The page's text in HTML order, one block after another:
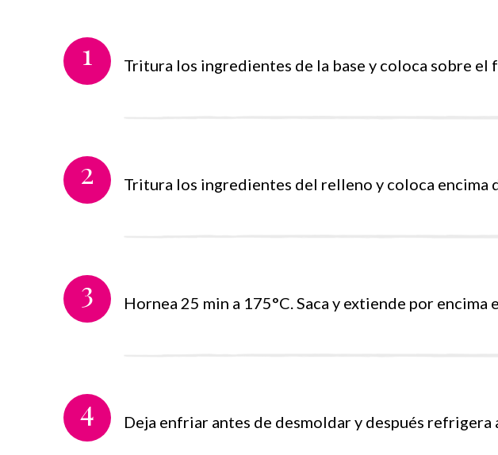
1 Tritura los ingredientes de la base y coloca sobre
2 Tritura los ingredientes del relleno y coloca encima
3 Hornea 25 min a 175°C. Saca y extiende por
4 Deja enfriar antes de desmoldar y después refrigera